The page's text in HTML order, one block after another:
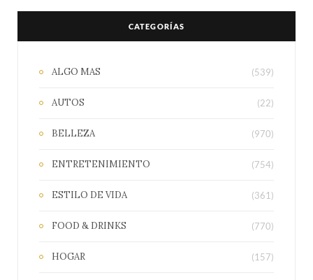
CATEGORÍAS
ALGO MAS (539)
AUTOS (22)
BELLEZA (970)
ENTRETENIMIENTO (754)
ESTILO DE VIDA (361)
FOOD & DRINKS (770)
HOGAR (157)